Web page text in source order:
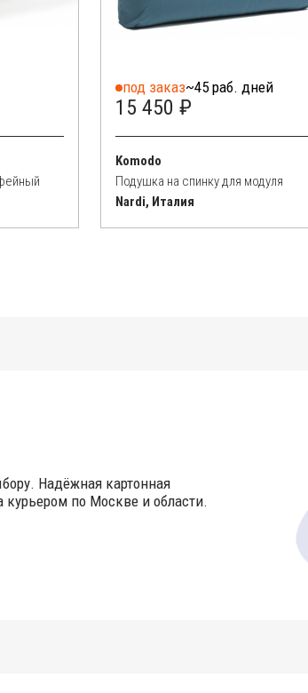
под заказ~45 раб. дней
15 450 ₽
Komodo
Подушка на спинку для модуля
Nardi, Италия
Надёжная картонная
по Москве и области.